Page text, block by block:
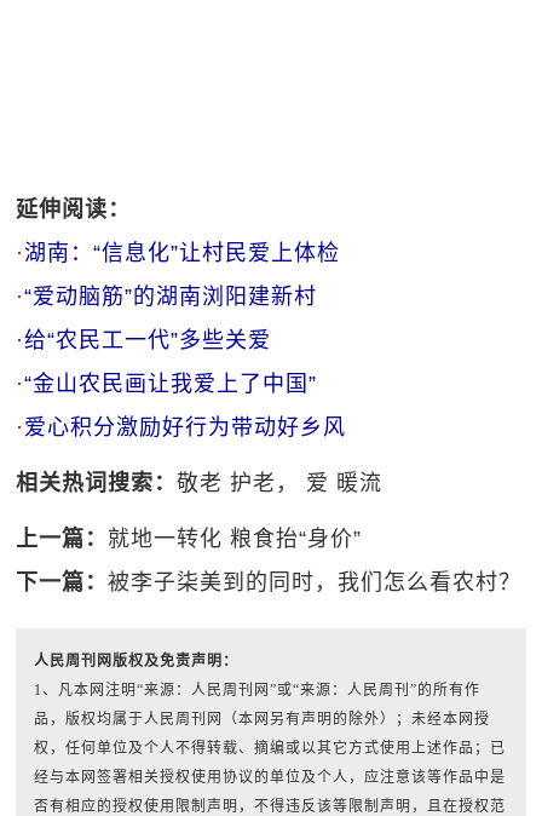
延伸阅读：
·湖南：“信息化”让村民爱上体检
·“爱动脑筋”的湖南浏阳建新村
·给“农民工一代”多些关爱
·“金山农民画让我爱上了中国”
· 爱心积分激励好行为带动好乡风
相关热词搜索：敬老 护老， 爱 暖流
上一篇： 就地一转化 粮食抬“身价”
下一篇：被李子柒美到的同时，我们怎么看农村？
人民周刊网版权及免责声明：
1、凡本网注明“来源：人民周刊网”或“来源：人民周刊”的所有作
品，版权均属于人民周刊网（本网另有声明的除外）；未经本网授
权，任何单位及个人不得转载、摘编或以其它方式使用上述作品；已
经与本网签署相关授权使用协议的单位及个人，应注意该等作品中是
否有相应的授权使用限制声明，不得违反该等限制声明，且在授权范